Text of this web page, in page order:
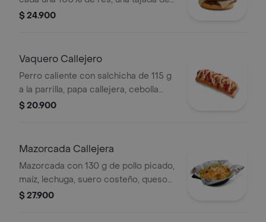
queso tipo mozzarella, papas
$ 24.900
Vaquero Callejero
Perro caliente con salchicha de 115 g
a la parrilla, papa callejera, cebolla
picada, salsa blanca, salsa de tomate
$ 20.900
Mazorcada Callejera
Mazorcada con 130 g de pollo picado,
maíz, lechuga, suero costeño, queso
costeño, salsa BBQ, salsa Corral,
$ 27.900